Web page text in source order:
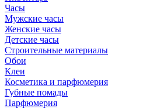
Часы
Мужские часы
Женские часы
Детские часы
Строительные материалы
Обои
Клеи
Косметика и парфюмерия
Губные помады
Парфюмерия